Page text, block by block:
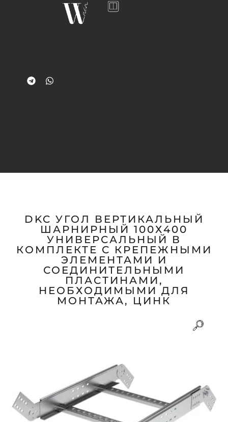
DKC УГОЛ ВЕРТИКАЛЬНЫЙ
ШАРНИРНЫЙ 100Х400
УНИВЕРСАЛЬНЫЙ В
КОМПЛЕКТЕ С КРЕПЕЖНЫМИ
ЭЛЕМЕНТАМИ И
СОЕДИНИТЕЛЬНЫМИ
ПЛАСТИНАМИ,
НЕОБХОДИМЫМИ ДЛЯ
МОНТАЖА, ЦИНК